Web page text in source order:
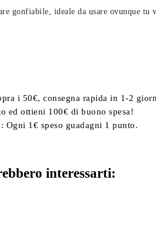
gonfiabile, ideale da usare ovunque
i 50€, consegna rapida in 1-2
ed ottieni 100€ di buono spesa!
Ogni 1€ speso guadagni 1 punto.
interessarti: